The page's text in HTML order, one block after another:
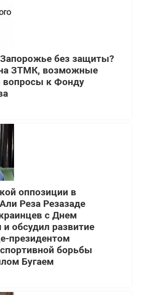
без защиты?
ЗТМК, возможные
вопросы к Фонду
оппозиции в
Реза Резазаде
с Днем
и обсудил развитие
президентом
борьбы
Бугаем